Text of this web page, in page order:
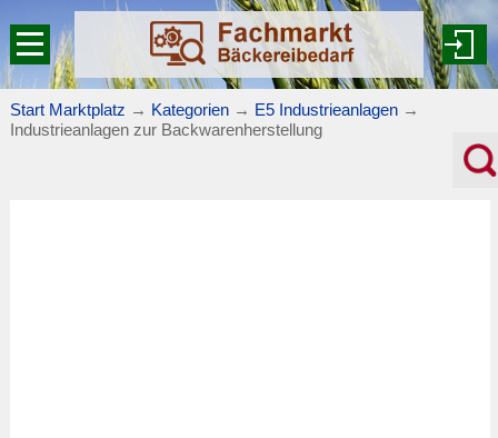
Start Marktplatz → Kategorien → E5 Industrieanlagen →
Industrieanlagen zur Backwarenherstellung